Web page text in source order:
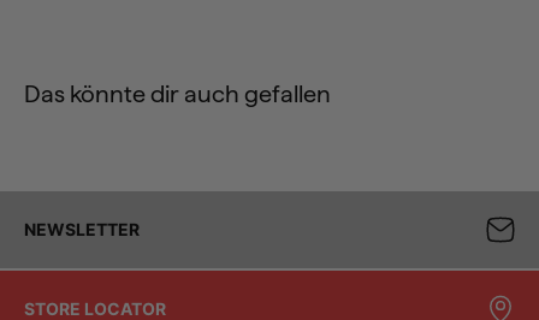
Das könnte dir auch gefallen
NEWSLETTER
STORE LOCATOR